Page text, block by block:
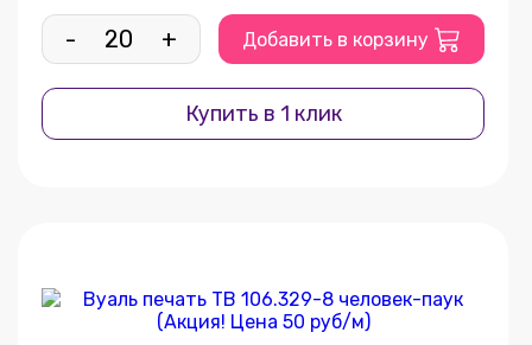
- + Добавить в корзину
Купить в 1 клик